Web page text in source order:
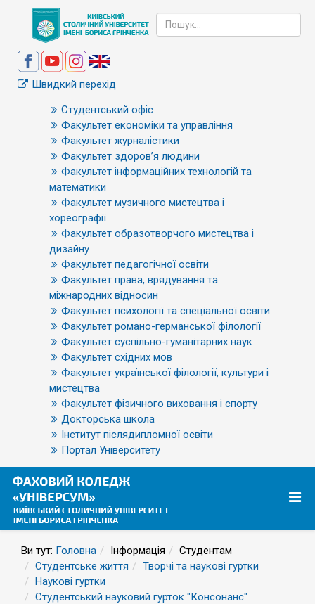
Швидкий перехід
Студентський офіс
Факультет економіки та управління
Факультет журналістики
Факультет здоров’я людини
Факультет інформаційних технологій та
математики
Факультет музичного мистецтва і
хореографії
Факультет образотворчого мистецтва і
дизайну
Факультет педагогічної освіти
Факультет права, врядування та
міжнародних відносин
Факультет психології та спеціальної освіти
Факультет романо-германської філології
Факультет суспільно-гуманітарних наук
Факультет східних мов
Факультет української філології, культури і
мистецтва
Факультет фізичного виховання і спорту
Докторська школа
Інститут післядипломної освіти
Портал Університету
Ви тут: Головна Інформація
Студентам
Студентське життя
Творчі та наукові гуртки
Наукові гуртки
Студентський науковий гурток "Консонанс"